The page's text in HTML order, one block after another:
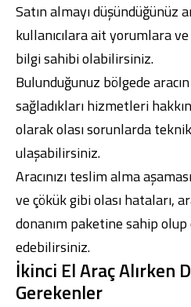
Satın almayı düşündüğünüz
kullanıcılara ait yorumlara
bilgi sahibi olabilirsiniz.
Bulunduğunuz bölgede
sağladıkları hizmetleri
olarak olası sorunlarda
ulaşabilirsiniz.
Aracınızı teslim alma
ve çökük gibi olası hataları,
donanım paketine sahip olup
edebilirsiniz.
İkinci El Araç Alırken
Gerekenler